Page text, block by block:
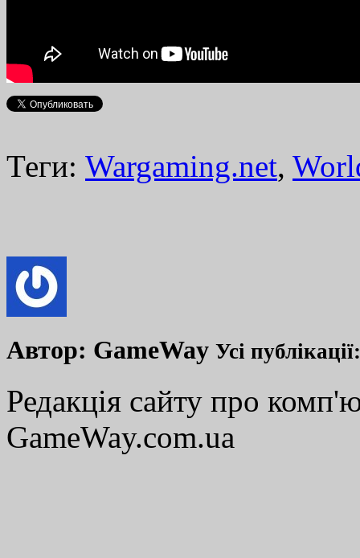
Теги: Wargaming.net,
Автор: GameWay Усі
Редакція сайту про
GameWay.com.ua